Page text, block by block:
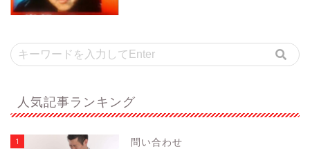
人気記事ランキング
1 問い合わせ